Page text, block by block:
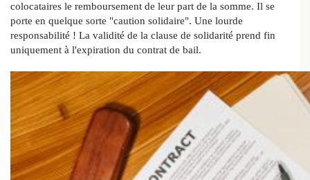
colocataires le remboursement de leur part de la somme. Il se
porte en quelque sorte "caution solidaire". Une lourde
responsabilité ! La validité de la clause de solidarité prend fin
uniquement à l'expiration du contrat de bail.